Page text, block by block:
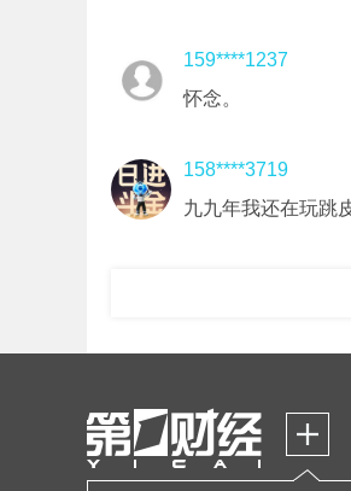
159****1237
怀念。
158****3719
九九年我还在玩跳